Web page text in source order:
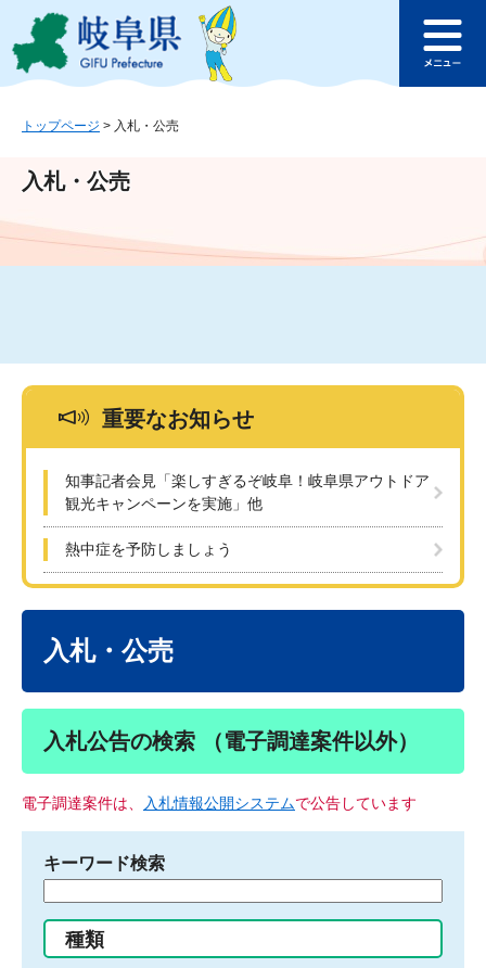
ジ
ュ
文
このページの本文へ
ュ
トップページ > 入札・公売
入札・公売
重要なお知らせ
知事記者会見「楽しすぎるぞ岐阜！岐阜県アウトドア
観光キャンペーンを実施」他
熱中症を予防しましょう
入札・公売
入札公告の検索 （電子調達案件以外）
電子調達案件は、 入札情報公開システムで公告しています
キーワード検索
る
種類